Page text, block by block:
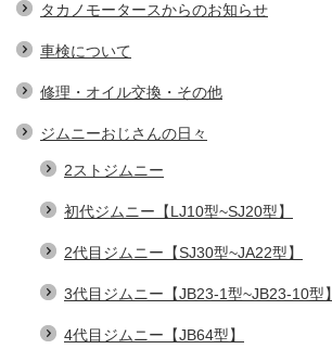
タカノモータースからのお知らせ
車検について
修理・オイル交換・その他
ジムニーおじさんの日々
2ストジムニー
初代ジムニー【LJ10型~SJ20型】
2代目ジムニー【SJ30型~JA22型】
3代目ジムニー【JB23-1型~JB23-10型】
4代目ジムニー【JB64型】